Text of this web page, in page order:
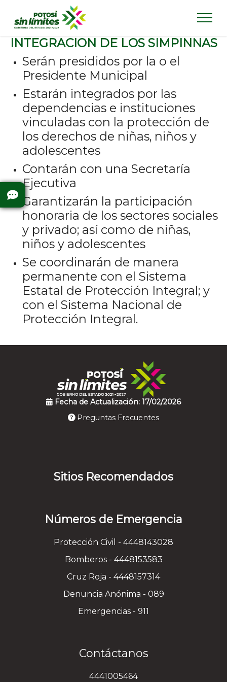
INTEGRACION DE LOS SIMPINNAS
Serán presididos por la o el
Presidente Municipal
Estarán integrados por las
dependencias e instituciones
vinculadas con la protección de
los derechos de niñas, niños y
adolescentes
Contarán con una Secretaría
Ejecutiva
Garantizarán la participación
honoraria de los sectores sociales
y privado; así como de niñas,
niños y adolescentes
Se coordinarán de manera
permanente con el Sistema
Estatal de Protección Integral; y
con el Sistema Nacional de
Protección Integral.
Fecha de Actualización: 17/02/2026
Preguntas Frecuentes
Sitios Recomendados
Números de Emergencia
Protección Civil - 4448143028
Bomberos - 4448153583
Cruz Roja - 4448157314
Denuncia Anónima - 089
Emergencias - 911
Contáctanos
4441005464